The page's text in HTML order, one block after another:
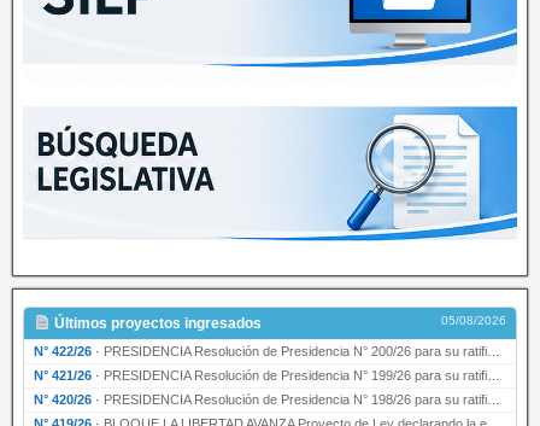
Últimos proyectos ingresados 05/08/2026
N° 422/26 · PRESIDENCIA Resolución de Presidencia N° 200/26 para su ratificación.
N° 421/26 · PRESIDENCIA Resolución de Presidencia N° 199/26 para su ratificación.
N° 420/26 · PRESIDENCIA Resolución de Presidencia N° 198/26 para su ratificación.